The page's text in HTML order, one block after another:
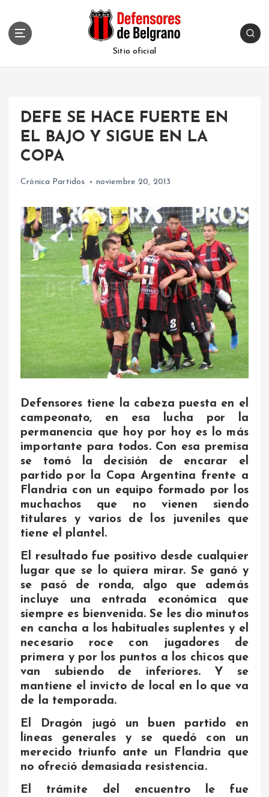
Sitio oficial
DEFE SE HACE FUERTE EN
EL BAJO Y SIGUE EN LA
COPA
Crónica Partidos noviembre 20, 2013
Defensores tiene la cabeza puesta en el
campeonato, en esa lucha por la
permanencia que hoy por hoy es lo más
importante para todos. Con esa premisa
se tomó la decisión de encarar el
partido por la Copa Argentina frente a
Flandria con un equipo formado por los
muchachos que no vienen siendo
titulares y varios de los juveniles que
tiene el plantel.
El resultado fue positivo desde cualquier
lugar que se lo quiera mirar. Se ganó y
se pasó de ronda, algo que además
incluye una entrada económica que
siempre es bienvenida. Se les dio minutos
en cancha a los habituales suplentes y el
necesario roce con jugadores de
primera y por los puntos a los chicos que
van subiendo de inferiores. Y se
mantiene el invicto de local en lo que va
de la temporada.
El Dragón jugó un buen partido en
líneas generales y se quedó con un
merecido triunfo ante un Flandria que
no ofreció demasiada resistencia.
El trámite del encuentro le fue